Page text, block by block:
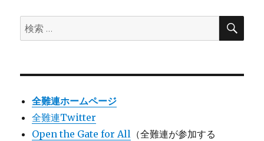
検
索:
検
全難連ホームページ
全難連Twitter
Open the Gate for All （全難連が参加する